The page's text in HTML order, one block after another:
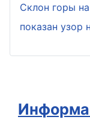
Склон горы
показан узор